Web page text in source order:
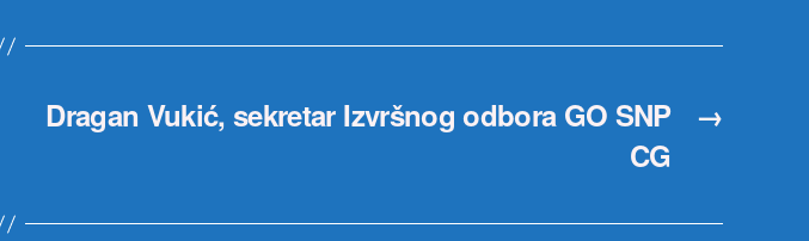
→
Dragan Vukić, sekretar Izvršnog odbora GO SNP
CG